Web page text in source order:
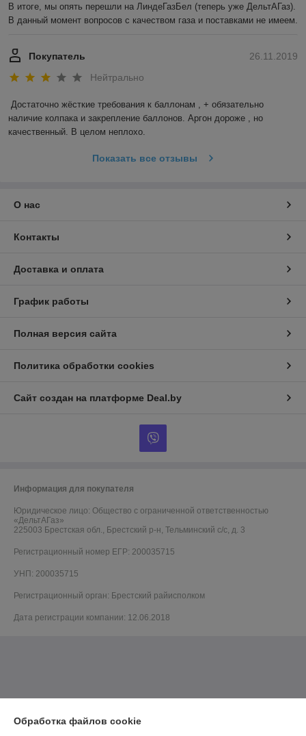
В итоге, мы опять перешли на ЛиндеГазБел (теперь уже ДельтАГаз).
26.11.2019
Покупатель
Нейтрально
Достаточно жёсткие требования к баллонам , + обязательно
наличие колпака и закрепление баллонов. Аргон дороже , но
качественный. В целом неплохо.
Показать все отзывы
О нас
Контакты
Доставка и оплата
График работы
Полная версия сайта
Политика обработки cookies
Сайт создан на платформе Deal.by
Информация для покупателя
Юридическое лицо: Общество с ограниченной ответственностью
«ДельтАГаз»
225003 Брестская обл., Брестский р-н, Тельминский с/с, д. 3
Регистрационный номер ЕГР: 200035715
УНП: 200035715
Регистрационный орган: Брестский райисполком
Дата регистрации компании: 12.06.2018
Обработка файлов cookie